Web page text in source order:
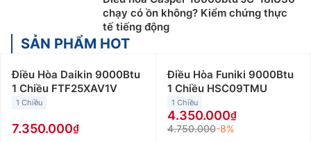
chạy có ồn không? Kiểm chứng thực
tế tiếng động
SẢN PHẨM HOT
Điều Hòa Daikin 9000Btu
1 Chiều FTF25XAV1V
1 Chiều
7.350.000
Điều Hòa Funiki 9000Btu
1 Chiều HSC09TMU
1 Chiều
4.350.000
4.750.000-8%